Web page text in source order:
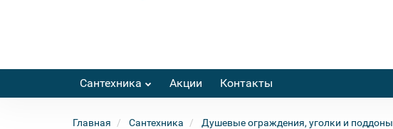
Сантехника Акции Контакты
Главная Сантехника Душевые ограждения, уголки и поддоны